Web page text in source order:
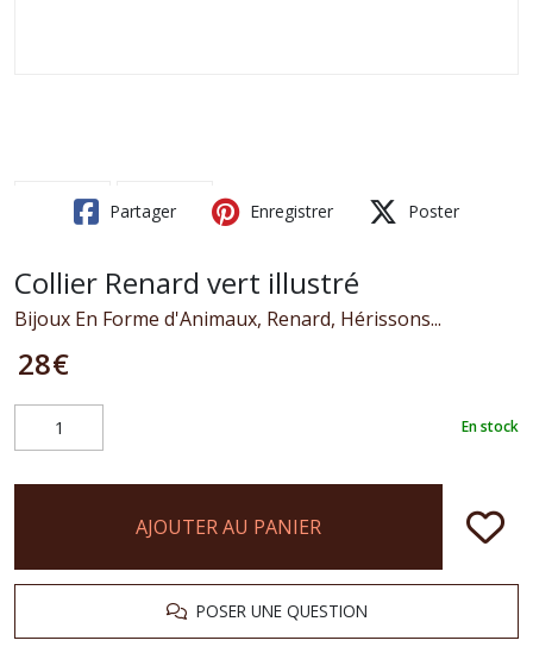
Partager Enregistrer Poster
Collier Renard vert illustré
Bijoux En Forme d'Animaux, Renard, Hérissons...
28€
En stock
AJOUTER AU PANIER
POSER UNE QUESTION